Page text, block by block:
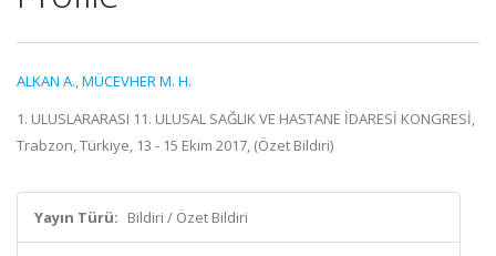
ALKAN A.,MÜCEVHER M. H.
1. ULUSLARARASI 11. ULUSAL SAĞLIK VE HASTANE İDARESİ KONGRESİ,
Trabzon, Türkiye, 13 - 15 Ekim 2017, (Özet Bildiri)
Yayın Türü: Bildiri / Özet Bildiri